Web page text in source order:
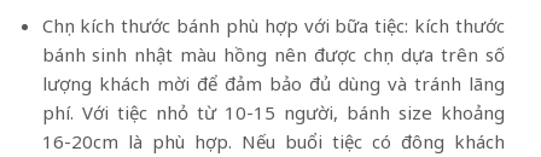
Chọn kích thước bánh phù hợp với bữa tiệc: kích thước
bánh sinh nhật màu hồng nên được chọn dựa trên số
lượng khách mời để đảm bảo đủ dùng và tránh lãng
phí. Với tiệc nhỏ từ 10-15 người, bánh size khoảng
16-20cm là phù hợp. Nếu buổi tiệc có đông khách